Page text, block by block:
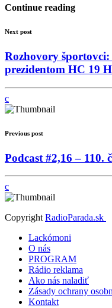
Continue reading
Next post
Rozhovory športovci:
prezidentom HC 19
Previous post
Podcast #2,16 – 110.
Copyright RadioParada.sk
Lackómoni
O nás
PROGRAM
Rádio reklama
Ako nás naladiť
Zásady ochrany
Kontakt